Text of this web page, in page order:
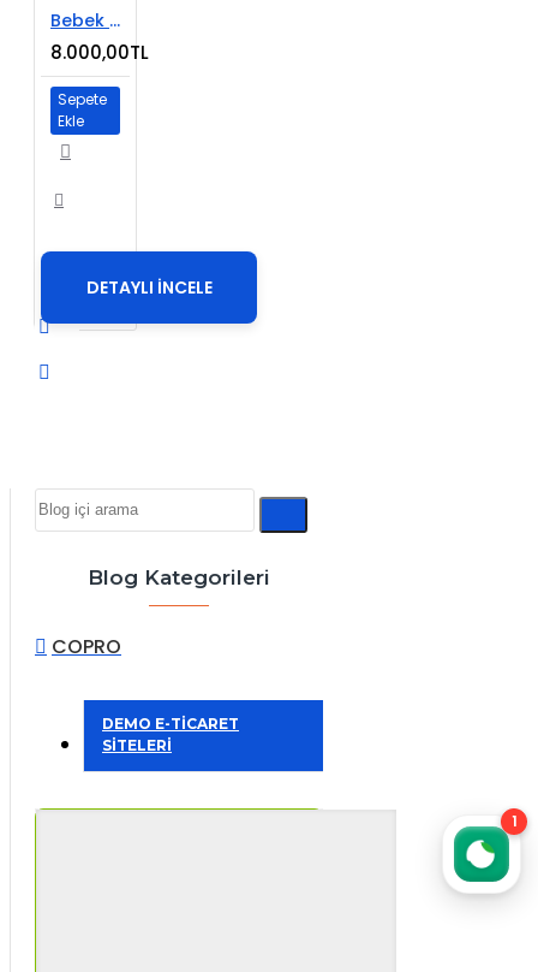
Bebek Ürünleri E-Ticaret Sitesi
8.000,00TL
Sepete
Ekle
DETAYLI İNCELE
Blog Kategorileri
COPRO
DEMO E-TİCARET
SİTELERİ
1